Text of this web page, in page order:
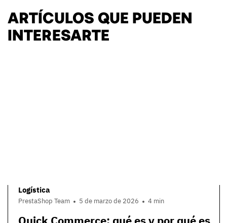
ARTÍCULOS QUE PUEDEN
INTERESARTE
Logística
PrestaShop Team 5 de marzo de 2026 4 min
Quick Commerce: qué es y por qué es